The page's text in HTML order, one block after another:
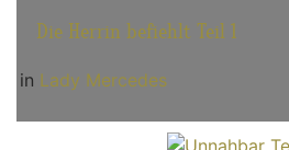
Die Herrin befiehlt Teil 1
in Lady Mercedes